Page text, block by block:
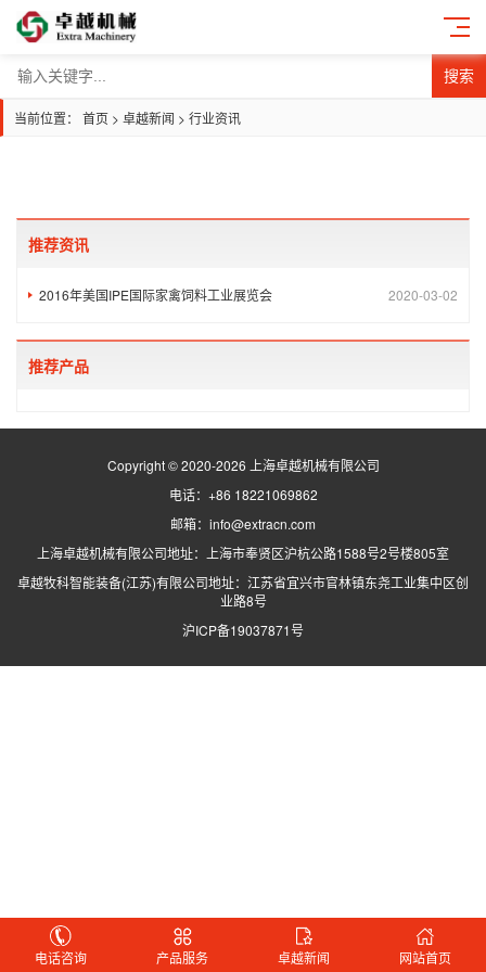
搜索
当前位置： 首页 > 卓越新闻 > 行业资讯
推荐资讯
2020-03-02
2016年美国IPE国际家禽饲料工业展览会
推荐产品
Copyright © 2020-2026 上海卓越机械有限公司
电话：+86 18221069862
邮箱：info@extracn.com
上海卓越机械有限公司地址：上海市奉贤区沪杭公路1588号2号楼805室
卓越牧科智能装备(江苏)有限公司地址：江苏省宜兴市官林镇东尧工业集中区创
业路8号
沪ICP备19037871号
电话咨询 产品服务 卓越新闻 网站首页